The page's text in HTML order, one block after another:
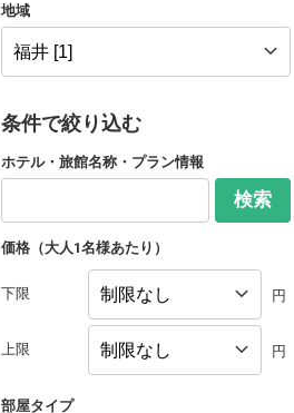
地域
条件で絞り込む
ホテル・旅館名称・プラン情報
検索
価格（大人1名様あたり）
下限 円
上限 円
部屋タイプ